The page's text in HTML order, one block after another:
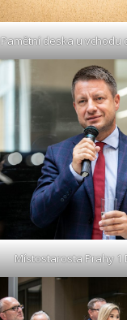
Pamětní deska u vchodu
Místostarosta Prahy 1